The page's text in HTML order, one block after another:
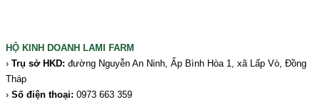
HỘ KINH DOANH LAMI FARM
› Trụ sở HKD: đường Nguyễn An Ninh, Ấp Bình Hòa 1, xã Lấp Vò, Đồng
Tháp
› Số điện thoại: 0973 663 359